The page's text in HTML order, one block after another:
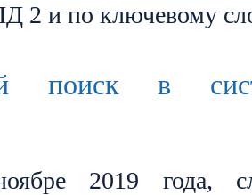
2 и по ключевому
поиск в
2019 года,